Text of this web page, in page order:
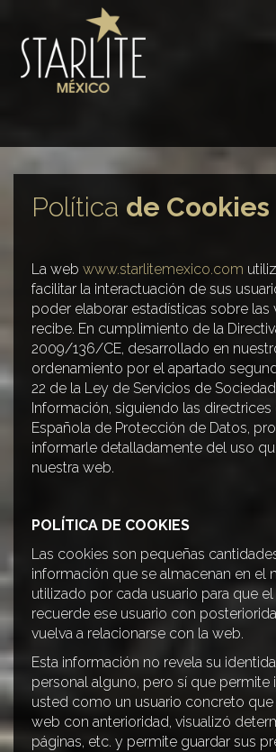
Política de Cookies
La web www.starlitemexico.com
facilitar la interactuación de sus
poder elaborar estadísticas sobre las
recibe. En cumplimiento de la
2009/136/CE, desarrollado en
ordenamiento por el apartado
22 de la Ley de Servicios de
Información, siguiendo las
Española de Protección de Datos,
informarle detalladamente del uso
nuestra web.
POLÍTICA DE COOKIES
Las cookies son pequeñas
información que se almacenan en el
utilizado por cada usuario para que
recuerde ese usuario con
vuelva a relacionarse con la web.
Esta información no revela su
personal alguno, pero sí que permite
usted como un usuario concreto que
web con anterioridad, visualizó
páginas, etc. y permite guardar sus